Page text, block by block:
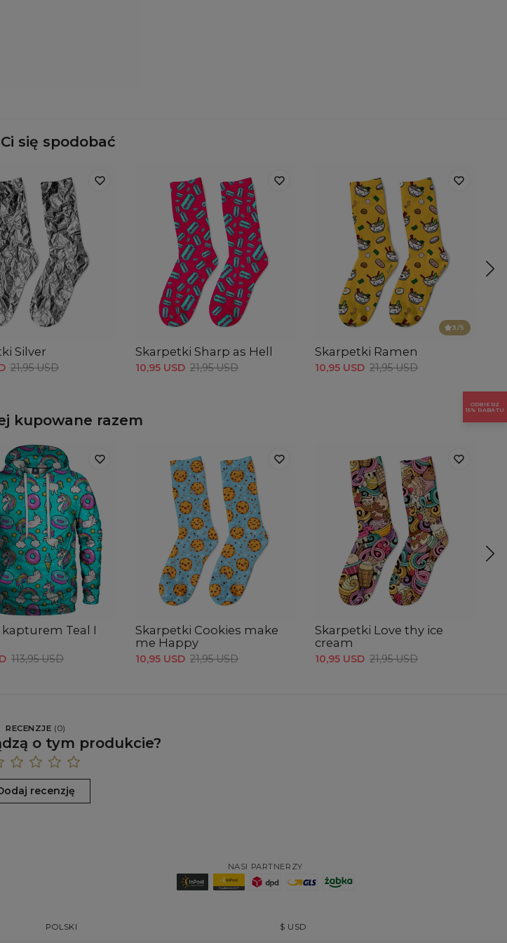
się spodobać
Silver
21,95 USD
Skarpetki Sharp as Hell
10,95 USD 21,95 USD
3/5
Skarpetki Ramen
10,95 USD 21,95 USD
kupowane razem
kapturem Teal I
113,95 USD
Skarpetki Cookies make
me Happy
10,95 USD 21,95 USD
Skarpetki Love thy ice
cream
10,95 USD 21,95 USD
RECENZJE (0)
o tym produkcie?
recenzję
NASI PARTNERZY
POLSKI $ USD
ODBIERZ
15% RABATU